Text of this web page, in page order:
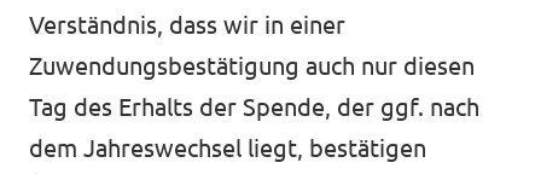
Verständnis, dass wir in einer
Zuwendungsbestätigung auch nur diesen
Tag des Erhalts der Spende, der ggf. nach
dem Jahreswechsel liegt, bestätigen